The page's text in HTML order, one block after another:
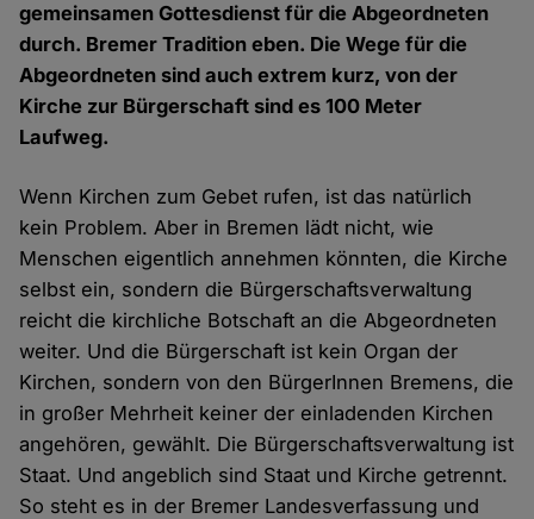
gemeinsamen Gottesdienst für die Abgeordneten
durch. Bremer Tradition eben. Die Wege für die
Abgeordneten sind auch extrem kurz, von der
Kirche zur Bürgerschaft sind es 100 Meter
Laufweg.
Wenn Kirchen zum Gebet rufen, ist das natürlich
kein Problem. Aber in Bremen lädt nicht, wie
Menschen eigentlich annehmen könnten, die Kirche
selbst ein, sondern die Bürgerschaftsverwaltung
reicht die kirchliche Botschaft an die Abgeordneten
weiter. Und die Bürgerschaft ist kein Organ der
Kirchen, sondern von den BürgerInnen Bremens, die
in großer Mehrheit keiner der einladenden Kirchen
angehören, gewählt. Die Bürgerschaftsverwaltung ist
Staat. Und angeblich sind Staat und Kirche getrennt.
So steht es in der Bremer Landesverfassung und